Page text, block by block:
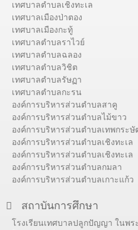
เทศบาลตำบลเชิงทะเล
เทศบาลเมืองป่าตอง
เทศบาลเมืองกะทู้
เทศบาลตำบลราไวย์
เทศบาลตำบลฉลอง
เทศบาลตำบลวิชิต
เทศบาลตำบลรัษฏา
เทศบาลตำบลกะรน
องค์การบริหารส่วนตำบลสาคู
องค์การบริหารส่วนตำบลไม้ขาว
องค์การบริหารส่วนตำบลเทพกระษั
องค์การบริหารส่วนตำบลเชิงทะเล
องค์การบริหารส่วนตำบลเชิงทะเล
องค์การบริหารส่วนตำบลกมลา
องค์การบริหารส่วนตำบลเกาะแก้ว
สถาบันการศึกษา
โรงเรียนเทศบาลปลูกปัญญา ในพร